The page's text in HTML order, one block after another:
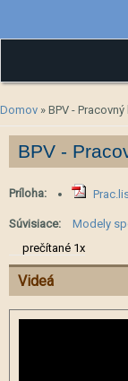
Nachádzate sa tu
Domov » BPV -
BPV -
Príloha:
Súvisiace:
Modely
prečítané 1x
Videá